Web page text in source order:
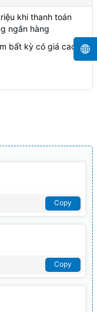
khi thanh toán
ngân hàng
bất kỳ có giá cao
Copy
Copy